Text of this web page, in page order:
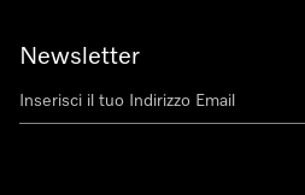
Newsletter